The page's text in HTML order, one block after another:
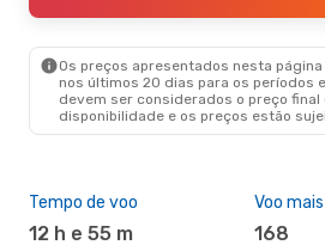
Os preços apresentados nesta
nos últimos 20 dias para os períodos
devem ser considerados o preço final
disponibilidade e os preços estão
Tempo de voo
12 h e 55 m
Voo
168